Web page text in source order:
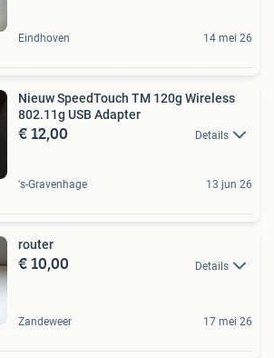
Eindhoven 14 mei 26
Nieuw SpeedTouch TM 120g Wireless
802.11g USB Adapter
€ 12,00 Details
's-Gravenhage 13 jun 26
router
€ 10,00 Details
Zandeweer 17 mei 26